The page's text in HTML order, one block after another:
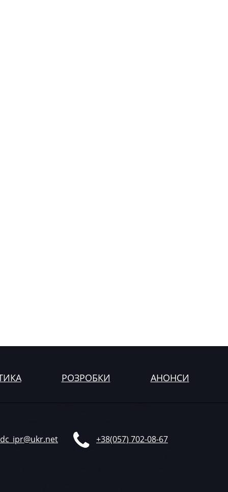
програми 073
програми 073
програми 073
D3
РОЗРОБКИ АНОНСИ
+38(057) 702-08-67